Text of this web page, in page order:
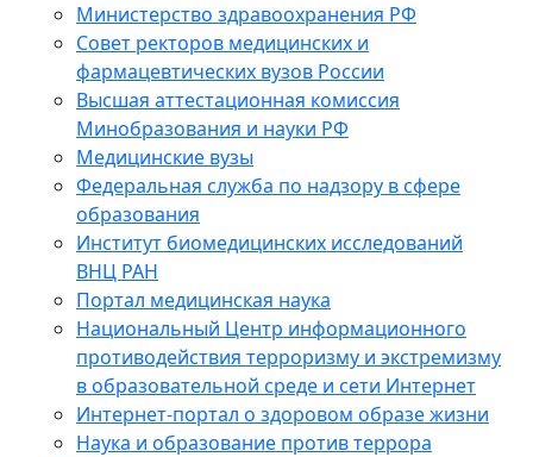
Министерство здравоохранения РФ
Совет ректоров медицинских и
фармацевтических вузов России
Высшая аттестационная комиссия
Минобразования и науки РФ
Медицинские вузы
Федеральная служба по надзору в сфере
образования
Институт биомедицинских исследований
ВНЦ РАН
Портал медицинская наука
Национальный Центр информационного
противодействия терроризму и экстремизму
в образовательной среде и сети Интернет
Интернет-портал о здоровом образе жизни
Наука и образование против террора